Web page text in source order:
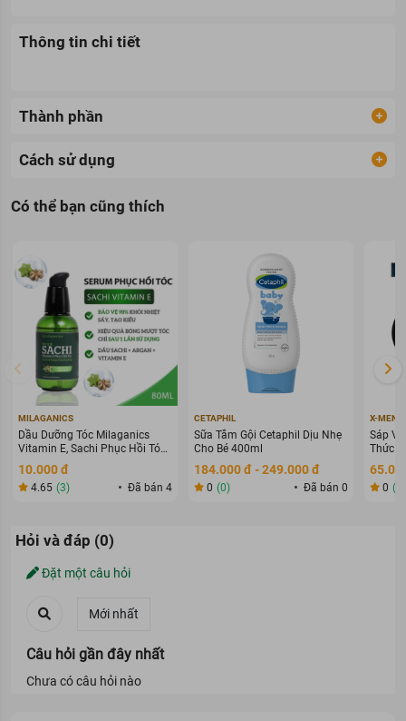
Thông tin chi tiết
Thành phần
Cách sử dụng
Có thể bạn cũng thích
MILAGANICS
Dầu Dưỡng Tóc Milaganics
Vitamin E, Sachi Phục Hồi Tóc
80ml
10.000 đ
4.65 (3) Đã bán 4
CETAPHIL
Sữa Tắm Gội Cetaphil Dịu Nhẹ
Cho Bé 400ml
184.000 đ - 249.000 đ
0 (0) Đã bán 0
X-MEN
Sáp
Thức
70g
0 (0)
Hỏi và đáp (0)
Đặt một câu hỏi
Câu hỏi gần đây nhất
Chưa có câu hỏi nào